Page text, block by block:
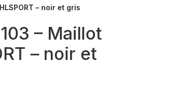
– noir et gris
– Maillot
– noir et